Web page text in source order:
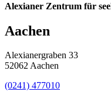
Alexianer Zentrum für
Aachen
Alexianergraben 33
52062 Aachen
(0241) 477010